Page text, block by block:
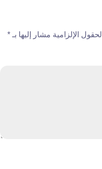
الحقول الإلزامية مشار إليها بـ *